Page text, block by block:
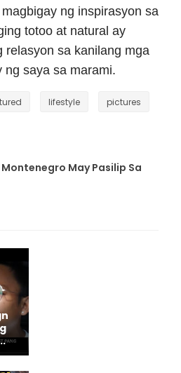
ng inspirasyon sa
totoo at natural ay
relasyon sa kanilang mga
ng saya sa marami.
lifestyle pictures
May Pasilip Sa